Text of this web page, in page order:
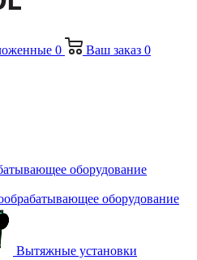
0 Ваш заказ 0
оборудование
оборудование
Вытяжные установки